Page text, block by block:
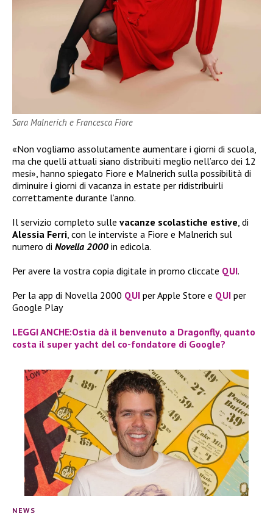
Sara Malnerich e Francesca Fiore
«Non vogliamo assolutamente aumentare i giorni di scuola,
ma che quelli attuali siano distribuiti meglio nell’arco dei 12
mesi», hanno spiegato Fiore e Malnerich sulla possibilità di
diminuire i giorni di vacanza in estate per ridistribuirli
correttamente durante l’anno.
Il servizio completo sulle vacanze scolastiche estive, di
Alessia Ferri, con le interviste a Fiore e Malnerich sul
numero di Novella 2000 in edicola.
Per avere la vostra copia digitale in promo cliccate QUI.
Per la app di Novella 2000 QUI per Apple Store e QUI per
Google Play
LEGGI ANCHE:Ostia dà il benvenuto a Dragonfly, quanto
costa il super yacht del co-fondatore di Google?
NEWS